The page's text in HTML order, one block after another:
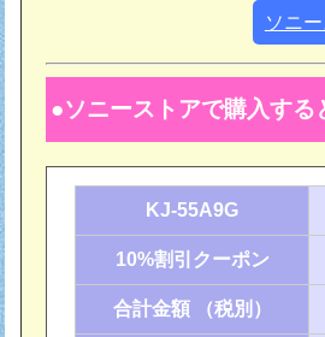
ソニ
ソニーストアで購入する
KJ-55A9G
10%割引クーポン
合計金額 （税別）